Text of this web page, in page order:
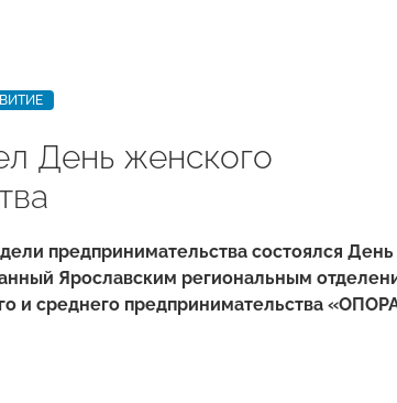
День женского
предпринимательства состоялся
Ярославским региональным
и среднего предпринимательства